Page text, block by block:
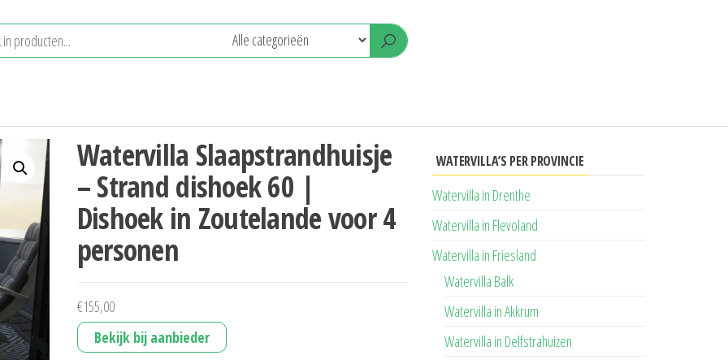
Watervilla Slaapstrandhuisje
– Strand dishoek 60 |
Dishoek in Zoutelande voor 4
personen
€155,00
Bekijk bij aanbieder
WATERVILLA’S PER PROVINCIE
Watervilla in Drenthe
Watervilla in Flevoland
Watervilla in Friesland
Watervilla Balk
Watervilla in Akkrum
Watervilla in Delfstrahuizen